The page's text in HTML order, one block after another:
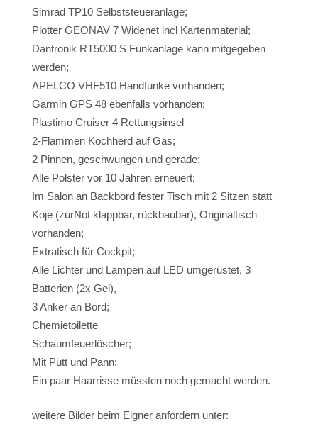
Simrad TP10 Selbststeueranlage;
Plotter GEONAV 7 Widenet incl Kartenmaterial;
Dantronik RT5000 S Funkanlage kann mitgegeben
werden;
APELCO VHF510 Handfunke vorhanden;
Garmin GPS 48 ebenfalls vorhanden;
Plastimo Cruiser 4 Rettungsinsel
2-Flammen Kochherd auf Gas;
2 Pinnen, geschwungen und gerade;
Alle Polster vor 10 Jahren erneuert;
Im Salon an Backbord fester Tisch mit 2 Sitzen statt
Koje (zurNot klappbar, rückbaubar), Originaltisch
vorhanden;
Extratisch für Cockpit;
Alle Lichter und Lampen auf LED umgerüstet, 3
Batterien (2x Gel),
3 Anker an Bord;
Chemietoilette
Schaumfeuerlöscher;
Mit Pütt und Pann;
Ein paar Haarrisse müssten noch gemacht werden.
weitere Bilder beim Eigner anfordern unter: